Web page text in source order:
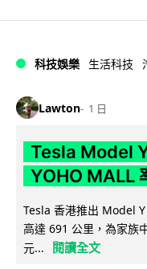
科技娛樂 生活科技
Lawton 1 日
Tesla Model
YOHO MALL
Tesla 香港推出 Model
高達 691 公里，為家族
元...
閱讀全文